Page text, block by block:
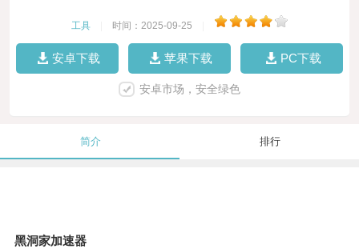
工具 时间：2025-09-25
安卓下载 苹果下载 PC下载
安卓市场，安全绿色
简介 排行
黑洞家加速器